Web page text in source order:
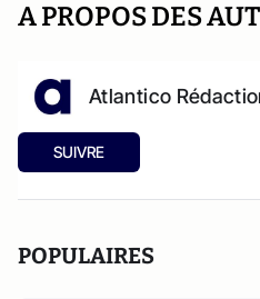
A PROPOS DES
Atlantico
SUIVRE
POPULAIRES